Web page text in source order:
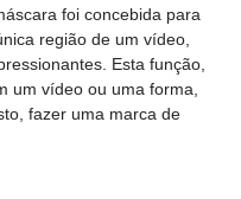
foi concebida para
região de um vídeo,
Esta função,
um vídeo ou uma forma,
fazer uma marca de